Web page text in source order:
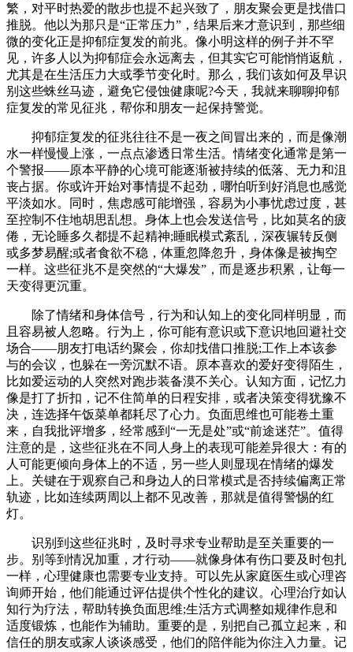
繁，对平时热爱的散步也提不起兴致了，朋友聚会更是找借口
推脱。他以为那只是“正常压力”，结果后来才意识到，那些细
微的变化正是抑郁症复发的前兆。像小明这样的例子并不罕
见，许多人以为抑郁症会永远离去，但其实它可能悄悄返航，
尤其是在生活压力大或季节变化时。那么，我们该如何及早识
别这些蛛丝马迹，避免它侵蚀健康呢?今天，我就来聊聊抑郁
症复发的常见征兆，帮你和朋友一起保持警觉。
抑郁症复发的征兆往往不是一夜之间冒出来的，而是像潮
水一样慢慢上涨，一点点渗透日常生活。情绪变化通常是第一
个警报——原本平静的心境可能逐渐被持续的低落、无力和沮
丧占据。你或许开始对事情提不起劲，哪怕听到好消息也感觉
平淡如水。同时，焦虑感可能增强，容易为小事忧虑过度，甚
至控制不住地胡思乱想。身体上也会发送信号，比如莫名的疲
倦，无论睡多久都提不起精神;睡眠模式紊乱，深夜辗转反侧
或多梦易醒;或者食欲不稳，体重忽降忽升，身体像是被掏空
一样。这些征兆不是突然的“大爆发”，而是逐步积累，让每一
天变得更沉重。
除了情绪和身体信号，行为和认知上的变化同样明显，而
且容易被人忽略。行为上，你可能有意识或下意识地回避社交
场合——朋友打电话约聚会，你却找借口推脱;工作上本该参
与的会议，也躲在一旁沉默不语。原本喜欢的爱好变得陌生，
比如爱运动的人突然对跑步装备漠不关心。认知方面，记忆力
像是打了折扣，记不住简单的日程安排，或者决策变得犹豫不
决，连选择午饭菜单都耗尽了心力。负面思维也可能卷土重
来，自我批评增多，经常感到“一无是处”或“前途迷茫”。值得
注意的是，这些征兆在不同人身上的表现可能差异很大：有的
人可能更倾向身体上的不适，另一些人则显现在情绪的爆发
上。关键在于观察自己和身边人的日常模式是否持续偏离正常
轨迹，比如连续两周以上都不见改善，那就是值得警惕的红
灯。
识别到这些征兆时，及时寻求专业帮助是至关重要的一
步。别等到情况加重，才行动——就像身体有伤口要及时包扎
一样，心理健康也需要专业支持。可以先从家庭医生或心理咨
询师开始，他们能通过评估提供个性化的建议。心理治疗如认
知行为疗法，帮助转换负面思维;生活方式调整如规律作息和
适度锻炼，也能作为辅助。重要的是，别把自己孤立起来，和
信任的朋友或家人谈谈感受，他们的陪伴能为你注入力量。记